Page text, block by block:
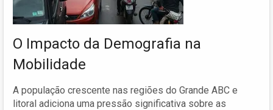
O Impacto da Demografia na
Mobilidade
A população crescente nas regiões do Grande ABC e
litoral adiciona uma pressão significativa sobre as